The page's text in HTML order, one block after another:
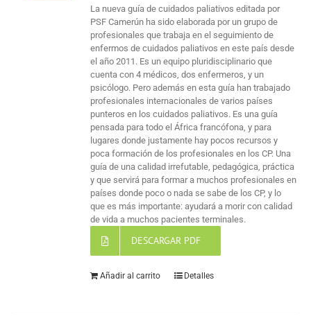
La nueva guía de cuidados paliativos editada por
PSF Camerún ha sido elaborada por un grupo de
profesionales que trabaja en el seguimiento de
enfermos de cuidados paliativos en este país desde
el año 2011. Es un equipo pluridisciplinario que
cuenta con 4 médicos, dos enfermeros, y un
psicólogo. Pero además en esta guía han trabajado
profesionales internacionales de varios países
punteros en los cuidados paliativos. Es una guía
pensada para todo el África francófona, y para
lugares donde justamente hay pocos recursos y
poca formación de los profesionales en los CP. Una
guía de una calidad irrefutable, pedagógica, práctica
y que servirá para formar a muchos profesionales en
países donde poco o nada se sabe de los CP, y lo
que es más importante: ayudará a morir con calidad
de vida a muchos pacientes terminales.
DESCARGAR PDF
Añadir al carrito Detalles